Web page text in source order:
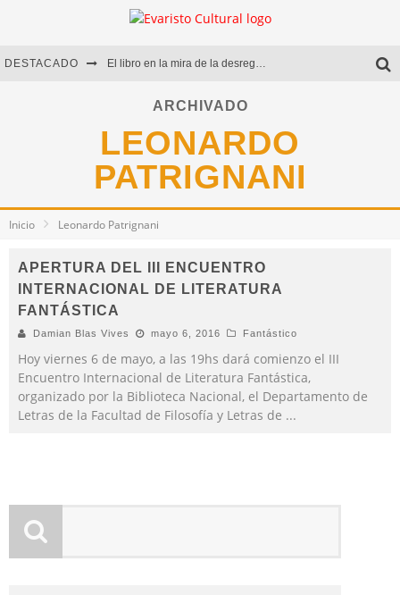
DESTACADO El libro en la mira de la desregulación
Marcelo Rubio | El llovedor
Diego Meret | Hotel Acapulco
Alejandra Correa | La nieve
ARCHIVADO
LEONARDO
PATRIGNANI
Inicio Leonardo Patrignani
APERTURA DEL III ENCUENTRO
INTERNACIONAL DE LITERATURA
FANTÁSTICA
Damian Blas Vives mayo 6, 2016 Fantástico
Hoy viernes 6 de mayo, a las 19hs dará comienzo el III
Encuentro Internacional de Literatura Fantástica,
organizado por la Biblioteca Nacional, el Departamento de
Letras de la Facultad de Filosofía y Letras de ...